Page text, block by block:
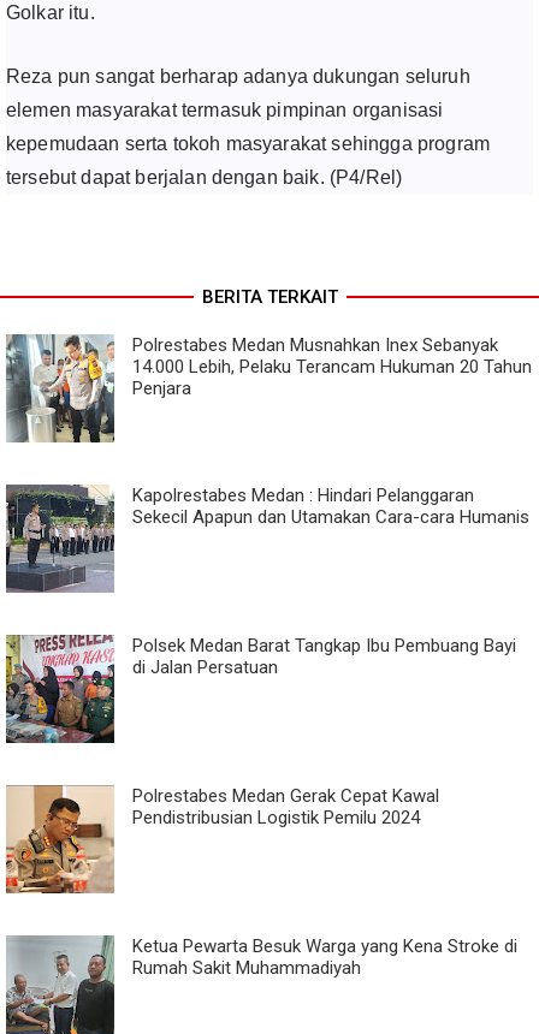
Golkar itu.
Reza pun sangat berharap adanya dukungan seluruh
elemen masyarakat termasuk pimpinan organisasi
kepemudaan serta tokoh masyarakat sehingga program
tersebut dapat berjalan dengan baik. (P4/Rel)
BERITA TERKAIT
Polrestabes Medan Musnahkan Inex Sebanyak
14.000 Lebih, Pelaku Terancam Hukuman 20 Tahun
Penjara
Kapolrestabes Medan : Hindari Pelanggaran
Sekecil Apapun dan Utamakan Cara-cara Humanis
Polsek Medan Barat Tangkap Ibu Pembuang Bayi
di Jalan Persatuan
Polrestabes Medan Gerak Cepat Kawal
Pendistribusian Logistik Pemilu 2024
Ketua Pewarta Besuk Warga yang Kena Stroke di
Rumah Sakit Muhammadiyah